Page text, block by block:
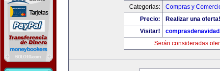
Categorias:
Compras y
Precio:
Realizar una oferta!
Visitar!
Serán consideradas